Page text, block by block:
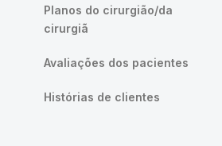
Planos do cirurgião/da
cirurgiã
Avaliações dos pacientes
Histórias de clientes